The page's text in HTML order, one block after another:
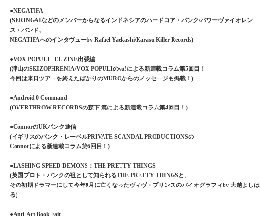
●NEGATIFA
(SERINGAIなどのメンバーからなるインドネシアのハードコア・パンク/パワーヴァイオレン
ス・バンド、
NEGATIFAへのインタヴューby Rafael Yaekashi/Karasu Killer Records)
●VOX POPULI - EL ZINE出張編
(津山のSKIZOPHRENIA/VOX POPULIのyu!による新連載コラム第5回目！
今回は来日ツアーを終えたばかりのMUROからのメッセージも掲載！)
●Android 0 Command
(OVERTHROW RECORDSの森下 篤による新連載コラム第4回目！)
●ConnorのUKパンク通信
(イギリスのパンク・レーベルPRIVATE SCANDAL PRODUCTIONSの
Connorによる新連載コラム第6回目！)
●LASHING SPEED DEMONS：THE PRETTY THINGS
(英国プロト・パンクの祖として知られるTHE PRETTY THINGSと、
その初期ドラマーにして今年9月に亡くなったヴィヴ・プリンスのバイオグラフィby 大越よしは
る)
●Anti-Art Book Fair